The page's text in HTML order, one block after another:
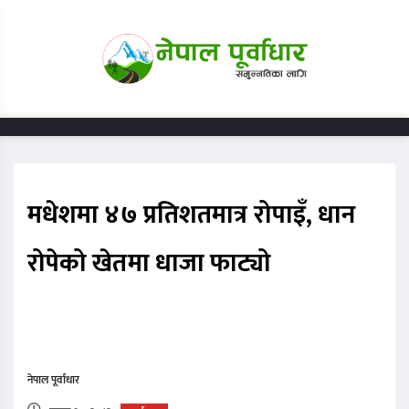
मधेशमा ४७ प्रतिशतमात्र रोपाइँ, धान
रोपेको खेतमा धाजा फाट्यो
नेपाल पूर्वाधार